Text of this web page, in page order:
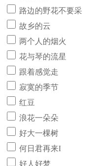
路边的野花不要采
故乡的云
两个人的烟火
花与琴的流星
跟着感觉走
寂寞的季节
红豆
浪花一朵朵
好大一棵树
何日君再来I
好人好梦